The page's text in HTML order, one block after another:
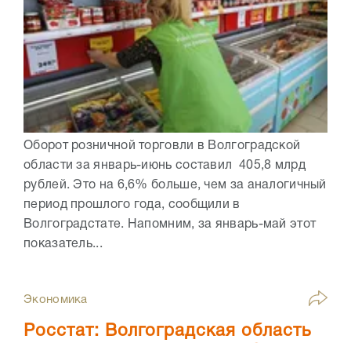
Оборот розничной торговли в Волгоградской
области за январь-июнь составил 405,8 млрд
рублей. Это на 6,6% больше, чем за аналогичный
период прошлого года, сообщили в
Волгоградстате. Напомним, за январь-май этот
показатель...
Экономика
Росстат: Волгоградская область